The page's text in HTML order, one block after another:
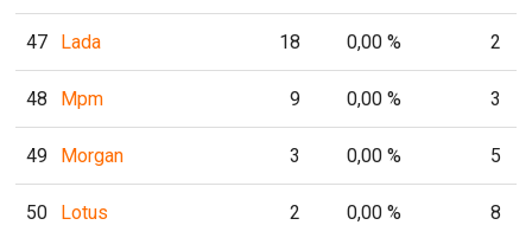
47 Lada 18 0,00 % 2
48 Mpm 9 0,00 % 3
49 Morgan 3 0,00 % 5
50 Lotus 2 0,00 % 8